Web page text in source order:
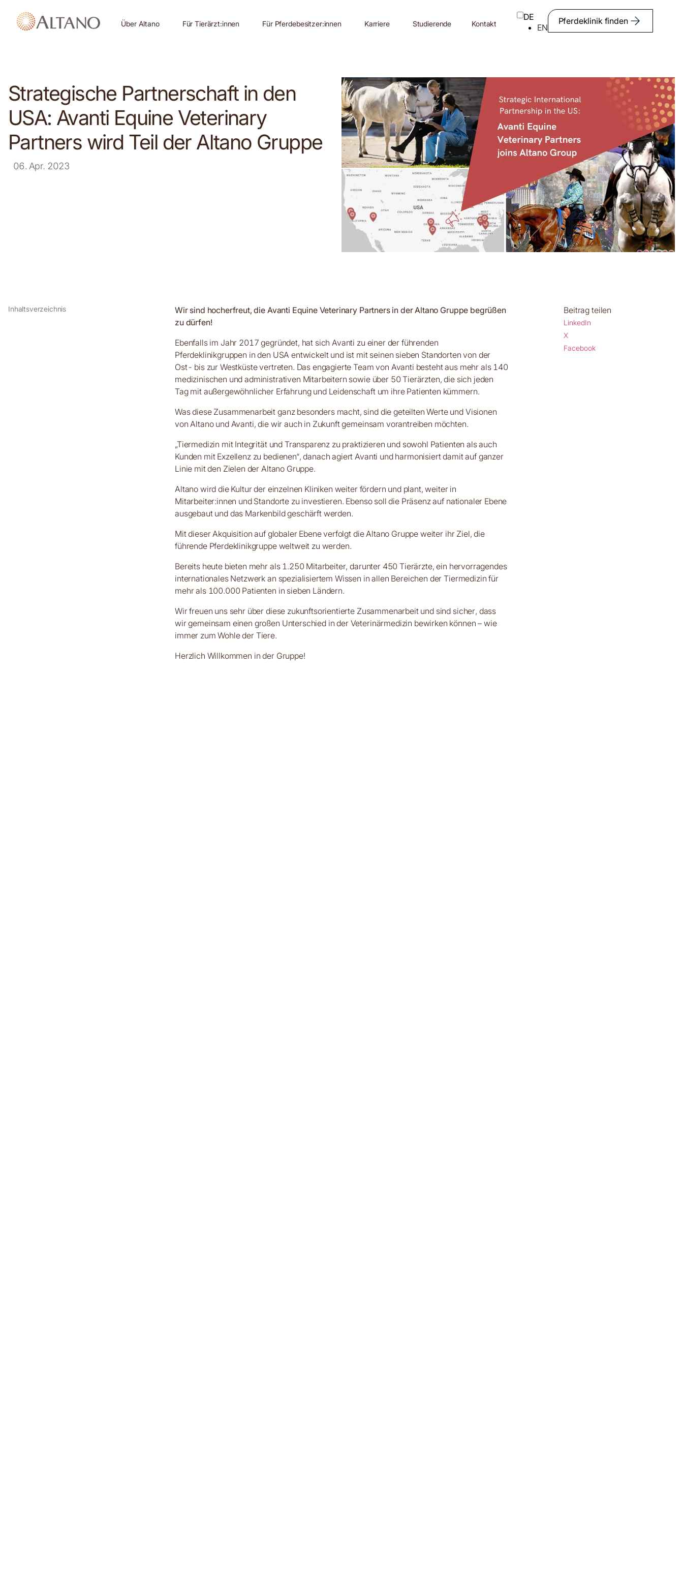
Über Altano Für Tierärzt:innen Für Pferdebesitzer:innen Karriere Studierende Kontakt
DE
EN
Pferdeklinik finden
Strategische Partnerschaft in den
USA: Avanti Equine Veterinary
Partners wird Teil der Altano Gruppe
06. Apr. 2023
Wir sind hocherfreut, die Avanti Equine Veterinary Partners in der Altano Gruppe begrüßen
zu dürfen!
Ebenfalls im Jahr 2017 gegründet, hat sich Avanti zu einer der führenden
Pferdeklinikgruppen in den USA entwickelt und ist mit seinen sieben Standorten von der
Ost- bis zur Westküste vertreten. Das engagierte Team von Avanti besteht aus mehr als 140
medizinischen und administrativen Mitarbeitern sowie über 50 Tierärzten, die sich jeden
Tag mit außergewöhnlicher Erfahrung und Leidenschaft um ihre Patienten kümmern.
Was diese Zusammenarbeit ganz besonders macht, sind die geteilten Werte und Visionen
von Altano und Avanti, die wir auch in Zukunft gemeinsam vorantreiben möchten.
„Tiermedizin mit Integrität und Transparenz zu praktizieren und sowohl Patienten als auch
Kunden mit Exzellenz zu bedienen“, danach agiert Avanti und harmonisiert damit auf ganzer
Linie mit den Zielen der Altano Gruppe.
Altano wird die Kultur der einzelnen Kliniken weiter fördern und plant, weiter in
Mitarbeiter:innen und Standorte zu investieren. Ebenso soll die Präsenz auf nationaler Ebene
ausgebaut und das Markenbild geschärft werden.
Mit dieser Akquisition auf globaler Ebene verfolgt die Altano Gruppe weiter ihr Ziel, die
führende Pferdeklinikgruppe weltweit zu werden.
Bereits heute bieten mehr als 1.250 Mitarbeiter, darunter 450 Tierärzte, ein hervorragendes
internationales Netzwerk an spezialisiertem Wissen in allen Bereichen der Tiermedizin für
mehr als 100.000 Patienten in sieben Ländern.
Wir freuen uns sehr über diese zukunftsorientierte Zusammenarbeit und sind sicher, dass
wir gemeinsam einen großen Unterschied in der Veterinärmedizin bewirken können – wie
immer zum Wohle der Tiere.
Herzlich Willkommen in der Gruppe!
Beitrag teilen
LinkedIn
X
Facebook